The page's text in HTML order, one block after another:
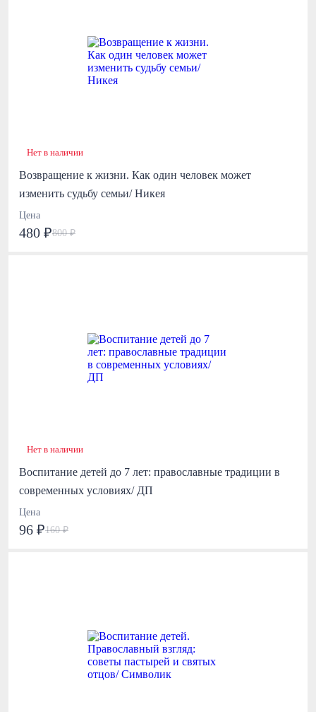
Нет в наличии
Возвращение к жизни. Как один человек может
изменить судьбу семьи/ Никея
Цена
480 ₽800 ₽
Нет в наличии
Воспитание детей до 7 лет: православные традиции в
современных условиях/ ДП
Цена
96 ₽160 ₽